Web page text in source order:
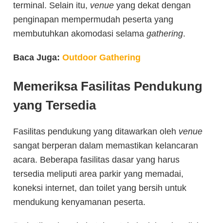
terminal. Selain itu, venue yang dekat dengan
penginapan mempermudah peserta yang
membutuhkan akomodasi selama gathering.
Baca Juga: Outdoor Gathering
Memeriksa Fasilitas Pendukung
yang Tersedia
Fasilitas pendukung yang ditawarkan oleh venue
sangat berperan dalam memastikan kelancaran
acara. Beberapa fasilitas dasar yang harus
tersedia meliputi area parkir yang memadai,
koneksi internet, dan toilet yang bersih untuk
mendukung kenyamanan peserta.